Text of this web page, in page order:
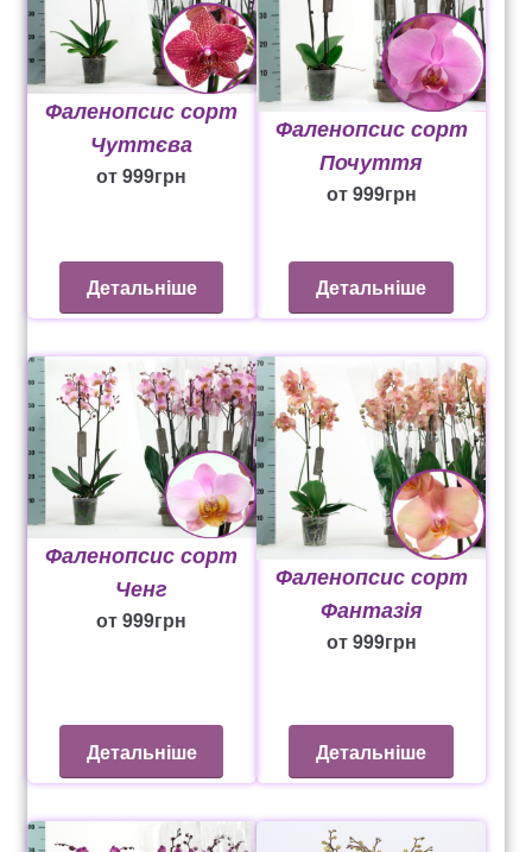
Фаленопсис сорт
Чуттєва
от999грн
Детальніше
Фаленопсис сорт
Почуття
от999грн
Детальніше
Фаленопсис сорт
Ченг
от999грн
Детальніше
Фаленопсис сорт
Фантазія
от999грн
Детальніше